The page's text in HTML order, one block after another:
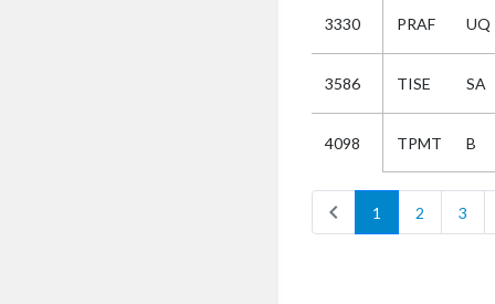
3330 PRAF UQ
3586 TISE SA
4098 TPMT B
chevron_left 1 2 3